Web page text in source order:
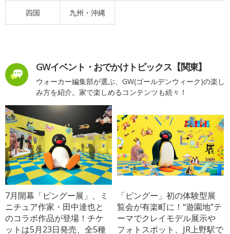
四国 九州・沖縄
GWイベント・おでかけトピックス【関東】
ウォーカー編集部が選ぶ、GW(ゴールデンウィーク)の楽し
み方を紹介。家で楽しめるコンテンツも続々！
7月開幕「ピングー展」、ミ
ニチュア作家・田中達也と
のコラボ作品が登場！チケ
ットは5月23日発売、全5種
「ピングー」初の体験型展
覧会が有楽町に！“遊園地”テ
ーマでクレイモデル展示や
フォトスポット、JR上野駅で